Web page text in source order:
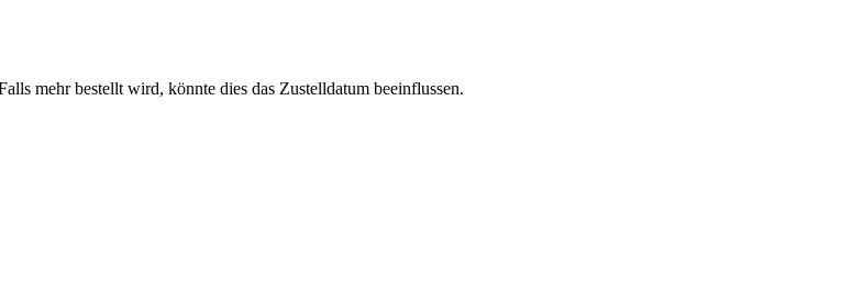
mehr bestellt wird, könnte dies das Zustelldatum beeinflussen.